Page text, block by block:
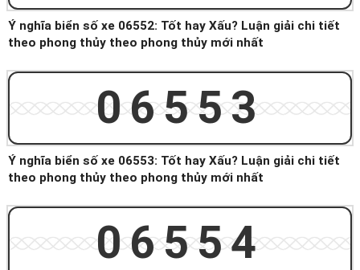
Ý nghĩa biển số xe 06552: Tốt hay Xấu? Luận giải chi tiết
theo phong thủy theo phong thủy mới nhất
06553
Ý nghĩa biển số xe 06553: Tốt hay Xấu? Luận giải chi tiết
theo phong thủy theo phong thủy mới nhất
06554